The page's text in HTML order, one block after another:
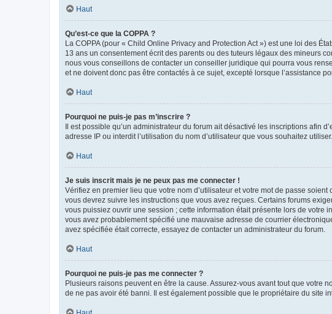
Haut
Qu’est-ce que la COPPA ?
La COPPA (pour « Child Online Privacy and Protection Act ») est une loi des
13 ans un consentement écrit des parents ou des tuteurs légaux des mineurs
nous vous conseillons de contacter un conseiller juridique qui pourra vous
et ne doivent donc pas être contactés à ce sujet, excepté lorsque l’assistance
Haut
Pourquoi ne puis-je pas m’inscrire ?
Il est possible qu’un administrateur du forum ait désactivé les inscriptions afin
adresse IP ou interdit l’utilisation du nom d’utilisateur que vous souhaitez
Haut
Je suis inscrit mais je ne peux pas me connecter !
Vérifiez en premier lieu que votre nom d’utilisateur et votre mot de passe
vous devrez suivre les instructions que vous avez reçues. Certains forums
vous puissiez ouvrir une session ; cette information était présente lors de votre
vous avez probablement spécifié une mauvaise adresse de courrier
avez spécifiée était correcte, essayez de contacter un administrateur du forum.
Haut
Pourquoi ne puis-je pas me connecter ?
Plusieurs raisons peuvent en être la cause. Assurez-vous avant tout que votre
de ne pas avoir été banni. Il est également possible que le propriétaire du site